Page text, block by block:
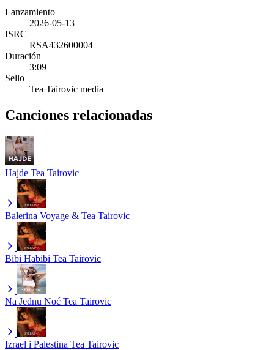
Lanzamiento
2026-05-13
ISRC
RSA432600004
Duración
3:09
Sello
Tea Tairovic media
Canciones relacionadas
Hajde Tea Tairovic
Balerina Voyage & Tea Tairovic
Bibi Habibi Tea Tairovic
Na Jednu Noć Tea Tairovic
Izrael i Palestina Tea Tairovic